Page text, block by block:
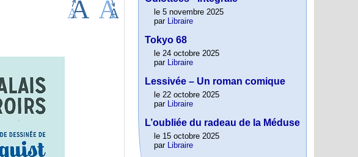
le 5 novembre 2025
par Libraire
Tokyo 68
le 24 octobre 2025
par Libraire
Lessivée – Un roman comique
le 22 octobre 2025
par Libraire
L’oubliée du radeau de la Méduse
le 15 octobre 2025
par Libraire